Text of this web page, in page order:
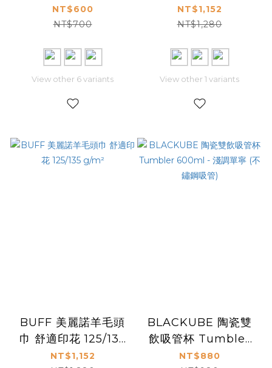
瓶
NT$600
NT$700
View other 6 variants
Neckwear Natural
Tye Dye
NT$1,152
NT$1,280
View other 1 variants
BUFF 美麗諾羊毛頭
巾 舒適印花 125/135
g/m²
NT$1,152
BLACKUBE 陶瓷雙
飲吸管杯 Tumbler
600ml - 淺調單寧
NT$880